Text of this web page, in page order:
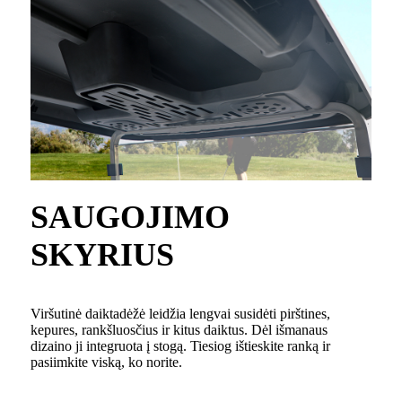
SAUGOJIMO
SKYRIUS
Viršutinė daiktadėžė leidžia lengvai susidėti pirštines,
kepures, rankšluosčius ir kitus daiktus. Dėl išmanaus
dizaino ji integruota į stogą. Tiesiog ištieskite ranką ir
pasiimkite viską, ko norite.